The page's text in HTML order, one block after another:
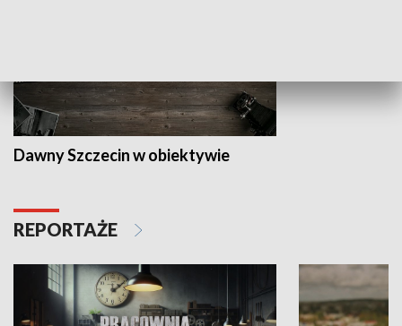
Dawny Szczecin w obiektywie
REPORTAŻE